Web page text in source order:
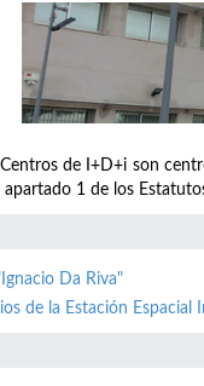
de I+D+i son
1 de los
Da Riva"
de la Estación Espacial